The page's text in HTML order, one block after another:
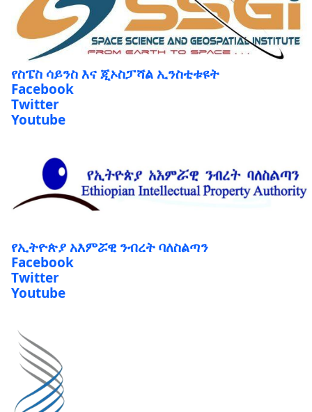
የስፔስ ሳይንስ እና ጂኦስፓሻል ኢንስቲቱዩት
Facebook
Twitter
Youtube
Facebook
Twitter
Youtube